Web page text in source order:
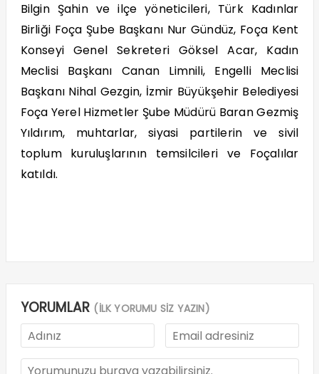
Bilgin Şahin ve ilçe yöneticileri, Türk Kadınlar
Birliği Foça Şube Başkanı Nur Gündüz, Foça Kent
Konseyi Genel Sekreteri Göksel Acar, Kadın
Meclisi Başkanı Canan Limnili, Engelli Meclisi
Başkanı Nihal Gezgin, İzmir Büyükşehir Belediyesi
Foça Yerel Hizmetler Şube Müdürü Baran Gezmiş
Yıldırım, muhtarlar, siyasi partilerin ve sivil
toplum kuruluşlarının temsilcileri ve Foçalılar
katıldı.
YORUMLAR (İLK YORUMU SİZ YAZIN)